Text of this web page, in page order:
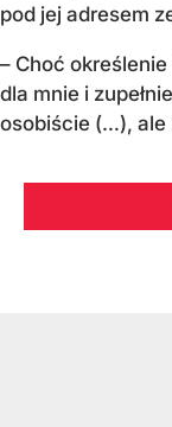
pod jej adresem
– Choć
dla mnie i
osobiście (…), ale